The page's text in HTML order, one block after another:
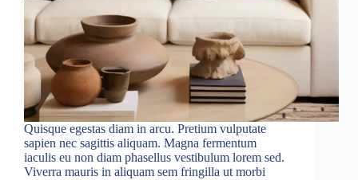
Quisque egestas diam in arcu. Pretium vulputate
sapien nec sagittis aliquam. Magna fermentum
iaculis eu non diam phasellus vestibulum lorem sed.
Viverra mauris in aliquam sem fringilla ut morbi